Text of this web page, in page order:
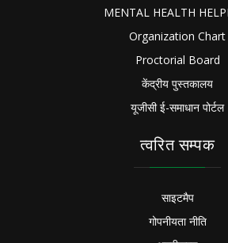
MENTAL HEALTH
Organization Chart
Proctorial Board
केंद्रीय पुस्तकालय
यूजीसी ई-समाधान पोर्टल
त्वरित सम्पक
साइटमैप
गोपनीयता नीति